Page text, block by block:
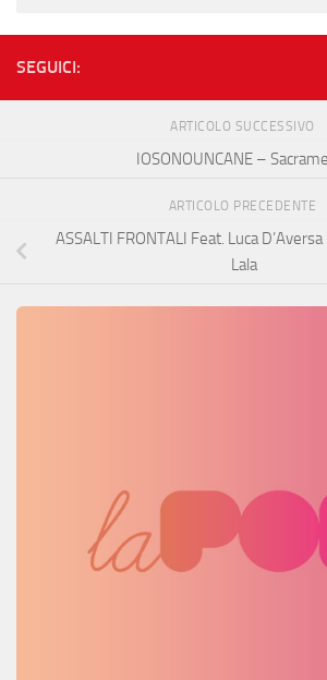
SEGUICI:
ARTICOLO SUCCESSIVO
IOSONOUNCANE –
ARTICOLO PRECEDENTE
ASSALTI FRONTALI Feat. Luca
Lala